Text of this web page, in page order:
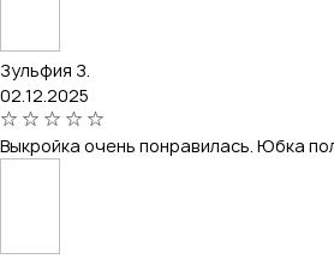
Зульфия З.
02.12.2025
Выкройка очень понравилась. Юбка